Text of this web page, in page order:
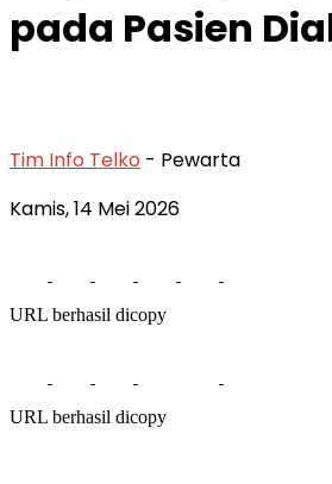
pada Pasien
Tim Info Telko - Pewarta
Kamis, 14 Mei 2026
URL berhasil dicopy
URL berhasil dicopy